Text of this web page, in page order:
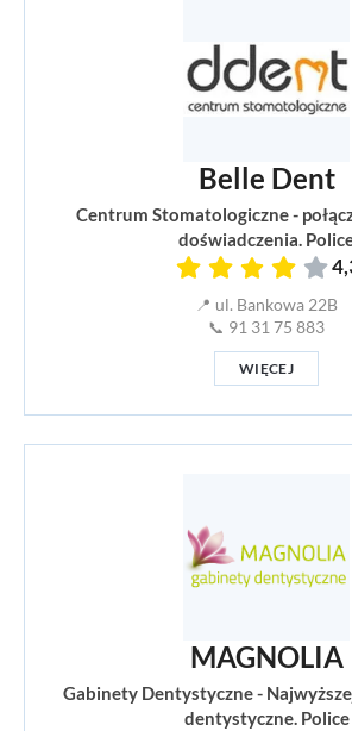
Belle Dent
Centrum Stomatologiczne -
doświadczenia.
📍 ul. Bankowa 22B
📞 91 31 75 883
WIĘCEJ
MAGNOLIA
Gabinety Dentystyczne -
dentystyczne. Police